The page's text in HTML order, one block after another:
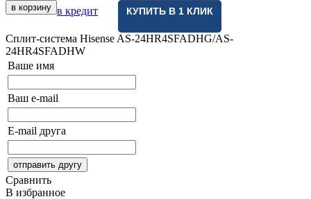
в кредит
КУПИТЬ В 1 КЛИК
Сплит-система Hisense AS-24HR4SFADHG/AS-
24HR4SFADHW
Ваше имя
Ваш e-mail
E-mail друга
Сравнить
В избранное